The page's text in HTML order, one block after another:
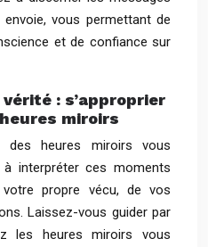
vous permettant de
et de confiance sur
: s’approprier
miroirs
des heures miroirs vous
à interpréter ces moments
propre vécu, de vos
Laissez-vous guider par
les heures miroirs vous